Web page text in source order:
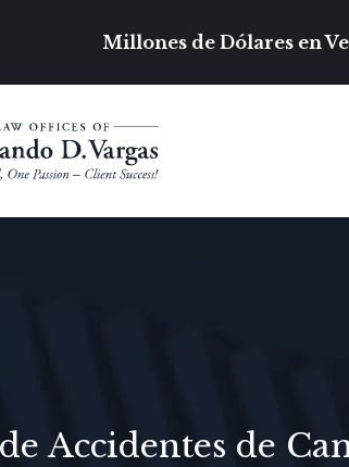
Millones de Dólares en
Accidentes de